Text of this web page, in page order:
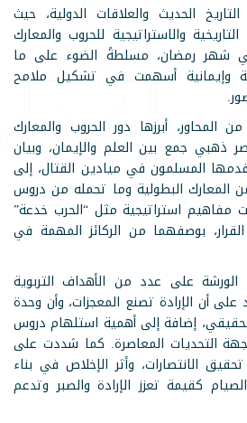
الحديث والعلاقات الدولية، حيث
والاستراتيجية للحروب والمعارك
شهر رمضان، مسلطةً الضوء على ما
وإيمانية أسهمت في تشكيل ملامح
المحاور، أبرزها دور الحروب والمعارك
ذهبي جمع بين العلم والإيمان، وبيان
قدمها المسلمون في ميادين القتال، إلى
المعارك البطولية وما تحمله من دروس
مفاهيم استراتيجية مثل “الحرب خدعة”
بوصفهما من الركائز المهمة في
على عدد من الأهداف التربوية
على أن الإرادة تصنع المعجزات، وأن وحدة
إضافة إلى أهمية استلهام دروس
التحديات المعاصرة. كما شددت على
الانتصارات، وأثر الإخلاص في بناء
كقيمة تعزز الإرادة والصبر وتدعم